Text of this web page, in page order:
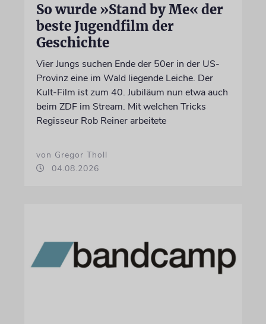
So wurde »Stand by Me« der
beste Jugendfilm der
Geschichte
Vier Jungs suchen Ende der 50er in der US-
Provinz eine im Wald liegende Leiche. Der
Kult-Film ist zum 40. Jubiläum nun etwa auch
beim ZDF im Stream. Mit welchen Tricks
Regisseur Rob Reiner arbeitete
von Gregor Tholl
04.08.2026